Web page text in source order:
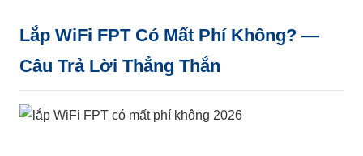
Lắp WiFi FPT Có Mất Phí Không? —
Câu Trả Lời Thẳng Thắn